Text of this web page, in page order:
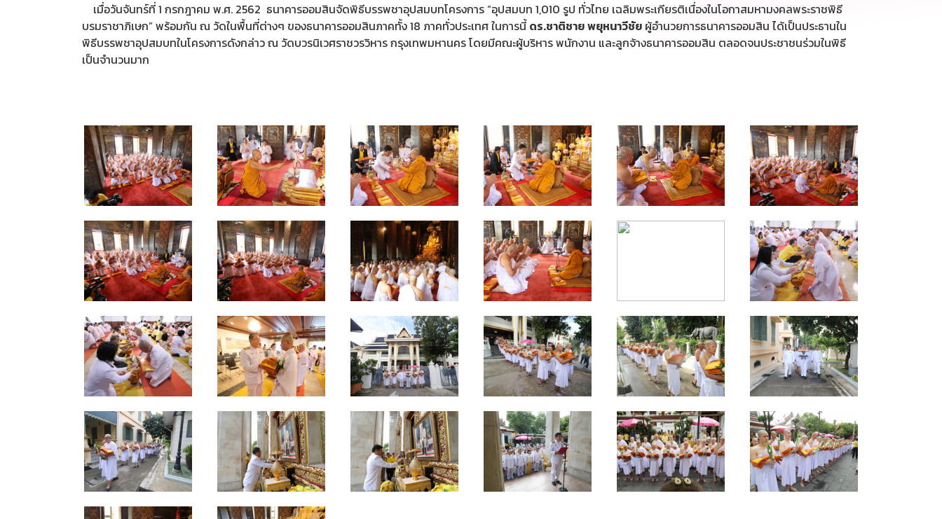
เมื่อวันจันทร์ที่ 1 กรกฎาคม พ.ศ. 2562 ธนาคารออมสินจัดพิธีบรรพชาอุปสมบทโครงการ “อุปสมบท 1,010 รูป ทั่วไทย เฉลิมพระเกียรติเนื่องในโอกาสมหามงคลพระราชพิธี
บรมราชาภิเษก” พร้อมกัน ณ วัดในพื้นที่ต่างๆ ของธนาคารออมสินภาคทั้ง 18 ภาคทั่วประเทศ ในการนี้ดร.ชาติชายพยุหนาวีชัย ผู้อำนวยการธนาคารออมสิน ได้เป็นประธานใน
พิธีบรรพชาอุปสมบทในโครงการดังกล่าว ณ วัดบวรนิเวศราชวรวิหาร กรุงเทพมหานคร โดยมีคณะผู้บริหาร พนักงาน และลูกจ้างธนาคารออมสิน ตลอดจนประชาชนร่วมในพิธี
เป็นจำนวนมาก